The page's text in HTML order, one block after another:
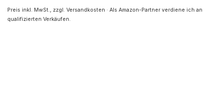
Preis inkl. MwSt., zzgl. Versandkosten · Als Amazon-Partner verdiene ich an
qualifizierten Verkäufen.